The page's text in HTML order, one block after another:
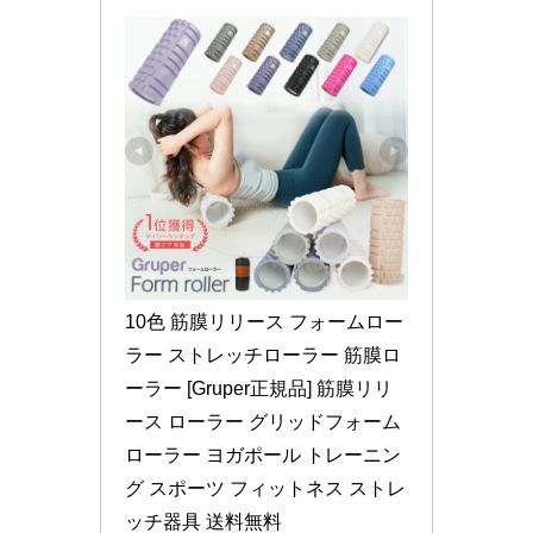
10色 筋膜リリース フォームロー
ラー ストレッチローラー 筋膜ロ
ーラー [Gruper正規品] 筋膜リリ
ース ローラー グリッドフォーム
ローラー ヨガポール トレーニン
グ スポーツ フィットネス ストレ
ッチ器具 送料無料